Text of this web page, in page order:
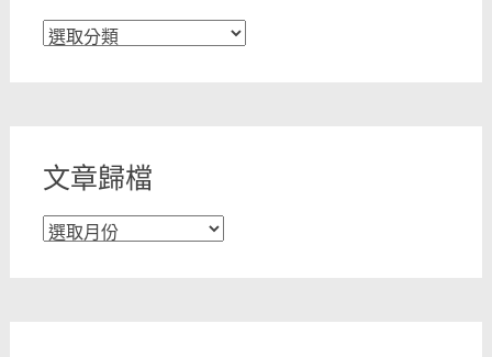
文
文章歸檔
文